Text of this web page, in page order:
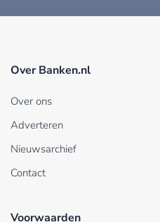
Over Banken.nl
Over ons
Adverteren
Nieuwsarchief
Contact
Voorwaarden